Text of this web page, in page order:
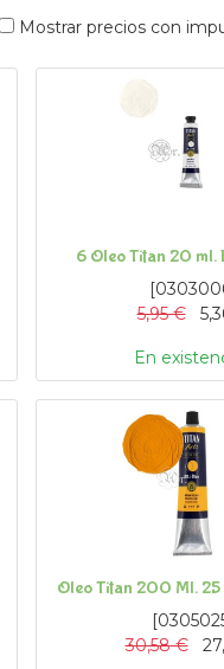
Mostrar precios con
6 Oleo Titan 20 ml.
[
5,95€
En
Oleo Titan 200 Ml.
[
30,58€